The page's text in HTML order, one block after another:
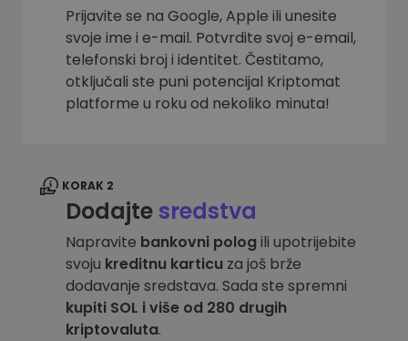
Prijavite se na Google, Apple ili unesite
svoje ime i e-mail. Potvrdite svoj e-email,
telefonski broj i identitet. Čestitamo,
otključali ste puni potencijal Kriptomat
platforme u roku od nekoliko minuta!
KORAK 2
Dodajtesredstva
Napravite bankovni pologili upotrijebite
svoju kreditnu karticu za još brže
dodavanje sredstava. Sada ste spremni
kupiti SOL i više od 280 drugih
kriptovaluta.